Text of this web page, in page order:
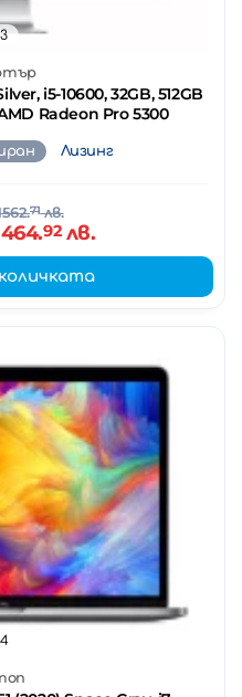
i5-10600, 32GB, 512GB
Radeon Pro 5300
Лизинг
71лв.
92лв.